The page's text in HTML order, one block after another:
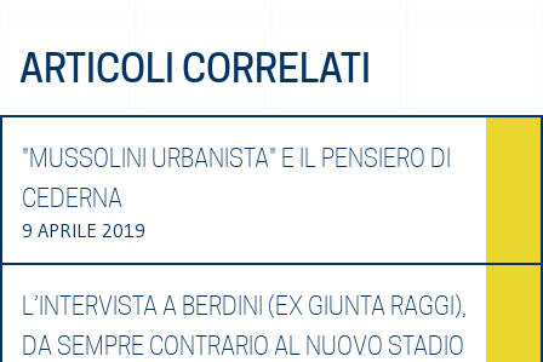
ARTICOLI CORRELATI
"MUSSOLINI URBANISTA" E IL PENSIERO DI
CEDERNA
9 APRILE 2019
L’INTERVISTA A BERDINI (EX GIUNTA RAGGI),
DA SEMPRE CONTRARIO AL NUOVO STADIO